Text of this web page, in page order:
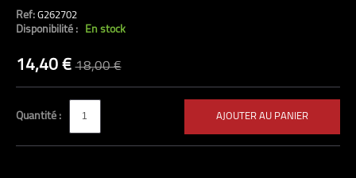
Ref: G262702
Disponibilité : En stock
14,40 €18,00 €
Quantité : AJOUTER AU PANIER